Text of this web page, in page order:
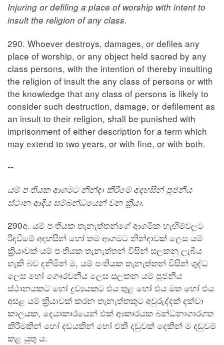
Injuring or defiling a place of worship with intent to
insult the religion of any class.
290. Whoever destroys, damages, or defiles any
place of worship, or any object held sacred by any
class persons, with the intention of thereby insulting
the religion of insult the any class of persons or with
the knowledge that any class of persons is likely to
consider such destruction, damage, or defilement as
an insult to their religion, shall be punished with
imprisonment of either description for a term which
may extend to two years, or with fine, or with both.
--
යම් පංතියක ආගමට නින්දා කිරීමේ අදහසින් පූජනීය
ස්ථාන ආදිය සම්බන්ධයෙන් වන ක්‍රියා.
290අ. යම් පංතියක තැනැත්තන්ගේ ආගමික හැඟීම්වලට
රිදවීමේ අදහසින් හෝ තම ආගමට නින්දාවක් ලෙස යම්
ක්‍රියාවක් යම් පංතියක තැනැත්තන් විසින් සලකනු ලැබිය
හැකි බව දනිමින් ම, යම් පංතියක තැනැත්තන් විසින් ශුද්ධ
ලෙස හෝ ගෞරවනීය ලෙස සලකන යම් පූජනීය
ස්ථානයකට හෝ ද්‍රව්‍යයකට එය තුළ හෝ එය මත හෝ එය
අසළ යම් ක්‍රියාවක් කරන තැනැත්තකුට අවුරුද්දක් දක්වා
කාලයක, දෙයාකාරයෙන් එක් ආකාරයක බන්ධනාගාරගත
කිරීමකින් හෝ දඩයකින් හෝ එකී දඩුවක් දෙකින් ම දඬුවම්
කළ යුතු ය.